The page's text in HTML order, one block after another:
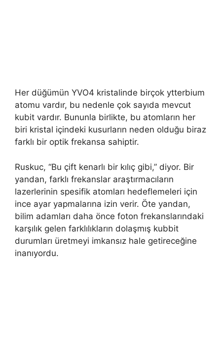
Her düğümün YVO4 kristalinde birçok ytterbium
atomu vardır, bu nedenle çok sayıda mevcut
kubit vardır. Bununla birlikte, bu atomların her
biri kristal içindeki kusurların neden olduğu biraz
farklı bir optik frekansa sahiptir.
Ruskuc, “Bu çift kenarlı bir kılıç gibi,” diyor. Bir
yandan, farklı frekanslar araştırmacıların
lazerlerinin spesifik atomları hedeflemeleri için
ince ayar yapmalarına izin verir. Öte yandan,
bilim adamları daha önce foton frekanslarındaki
karşılık gelen farklılıkların dolaşmış kubbit
durumları üretmeyi imkansız hale getireceğine
inanıyordu.